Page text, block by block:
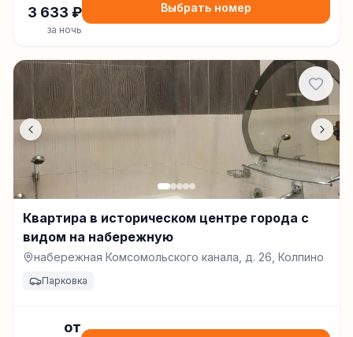
3 633 ₽
за ночь
Выбрать номер
Квартира в историческом центре города с
видом на набережную
набережная Комсомольского канала, д. 26, Колпино
Парковка
от